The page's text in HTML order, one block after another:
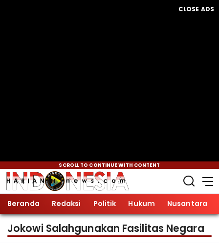
CLOSE ADS
SCROLL TO CONTINUE WITH CONTENT
Beranda Redaksi Politik Hukum Nusantara
Jokowi Salahgunakan Fasilitas Negara